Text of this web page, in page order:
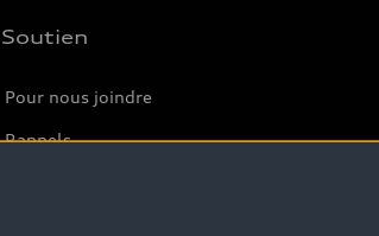
Soutien
Pour nous joindre
Rappels